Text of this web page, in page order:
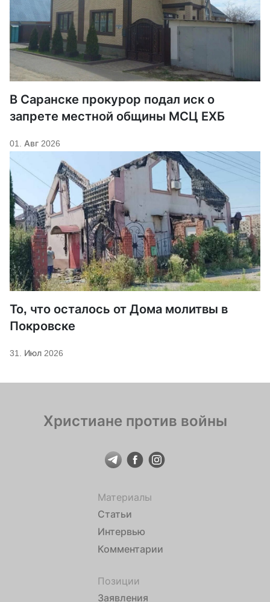
В Саранске прокурор подал иск о
запрете местной общины МСЦ ЕХБ
01. Авг 2026
То, что осталось от Дома молитвы в
Покровске
31. Июл 2026
Христиане против войны
Материалы
Статьи
Интервью
Комментарии
Позиции
Заявления